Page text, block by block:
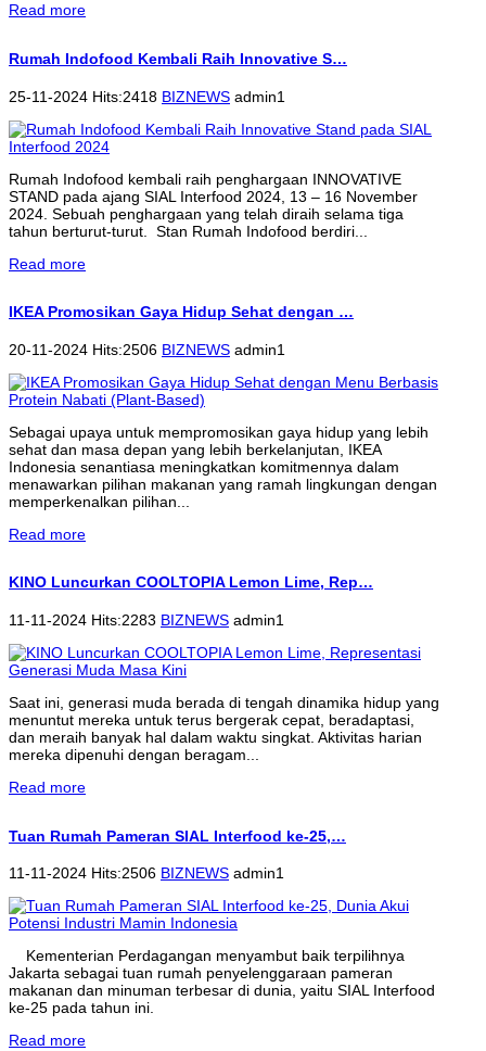
Read more
Rumah Indofood Kembali Raih Innovative S…
25-11-2024 Hits:2418 BIZNEWS admin1
Rumah Indofood kembali raih penghargaan INNOVATIVE
STAND pada ajang SIAL Interfood 2024, 13 – 16 November
2024. Sebuah penghargaan yang telah diraih selama tiga
tahun berturut-turut. Stan Rumah Indofood berdiri...
Read more
IKEA Promosikan Gaya Hidup Sehat dengan …
20-11-2024 Hits:2506 BIZNEWS admin1
Sebagai upaya untuk mempromosikan gaya hidup yang lebih
sehat dan masa depan yang lebih berkelanjutan, IKEA
Indonesia senantiasa meningkatkan komitmennya dalam
menawarkan pilihan makanan yang ramah lingkungan dengan
memperkenalkan pilihan...
Read more
KINO Luncurkan COOLTOPIA Lemon Lime, Rep…
11-11-2024 Hits:2283 BIZNEWS admin1
Saat ini, generasi muda berada di tengah dinamika hidup yang
menuntut mereka untuk terus bergerak cepat, beradaptasi,
dan meraih banyak hal dalam waktu singkat. Aktivitas harian
mereka dipenuhi dengan beragam...
Read more
Tuan Rumah Pameran SIAL Interfood ke-25,…
11-11-2024 Hits:2506 BIZNEWS admin1
Kementerian Perdagangan menyambut baik terpilihnya
Jakarta sebagai tuan rumah penyelenggaraan pameran
makanan dan minuman terbesar di dunia, yaitu SIAL Interfood
ke-25 pada tahun ini.
Read more